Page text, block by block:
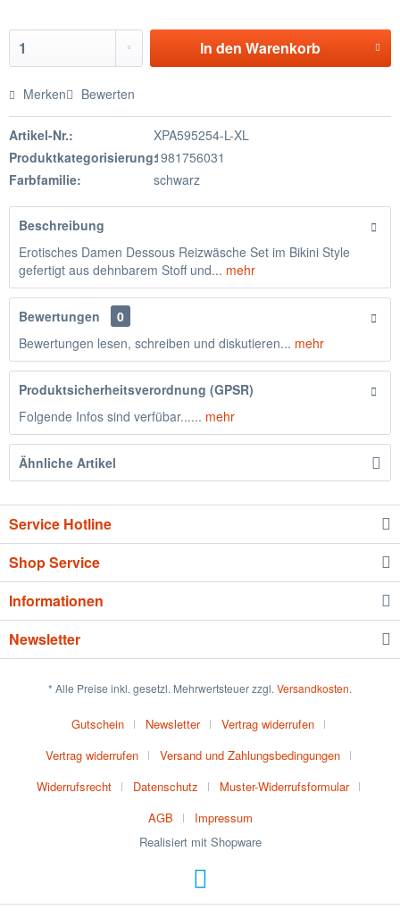
In den Warenkorb
Merken Bewerten
Artikel-Nr.:
XPA595254-L-XL
Produktkategorisierung:1981756031
Farbfamilie:
schwarz
Beschreibung
Erotisches Damen Dessous Reizwäsche Set im Bikini Style
gefertigt aus dehnbarem Stoff und... mehr
Bewertungen
0
Bewertungen lesen, schreiben und diskutieren... mehr
Produktsicherheitsverordnung (GPSR)
Folgende Infos sind verfübar...... mehr
Ähnliche Artikel
Service Hotline
Shop Service
Informationen
Newsletter
* Alle Preise inkl. gesetzl. Mehrwertsteuer zzgl. Versandkosten.
Gutschein Newsletter
Vertrag widerrufen
Vertrag widerrufen
Versand und Zahlungsbedingungen
Widerrufsrecht
Datenschutz
Muster-Widerrufsformular
AGB
Impressum
Realisiert mit Shopware